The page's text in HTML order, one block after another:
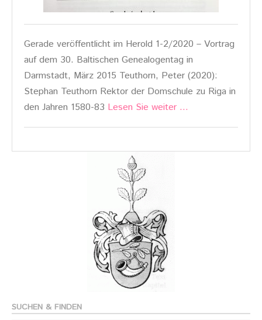
Gerade veröffentlicht im Herold 1-2/2020 – Vortrag
auf dem 30. Baltischen Genealogentag in
Darmstadt, März 2015 Teuthorn, Peter (2020):
Stephan Teuthorn Rektor der Domschule zu Riga in
den Jahren 1580-83 Lesen Sie weiter …
SUCHEN & FINDEN